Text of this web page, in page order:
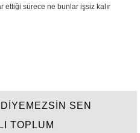
ettiği sürece ne bunlar işsiz kalır
SEN
TOPLUM